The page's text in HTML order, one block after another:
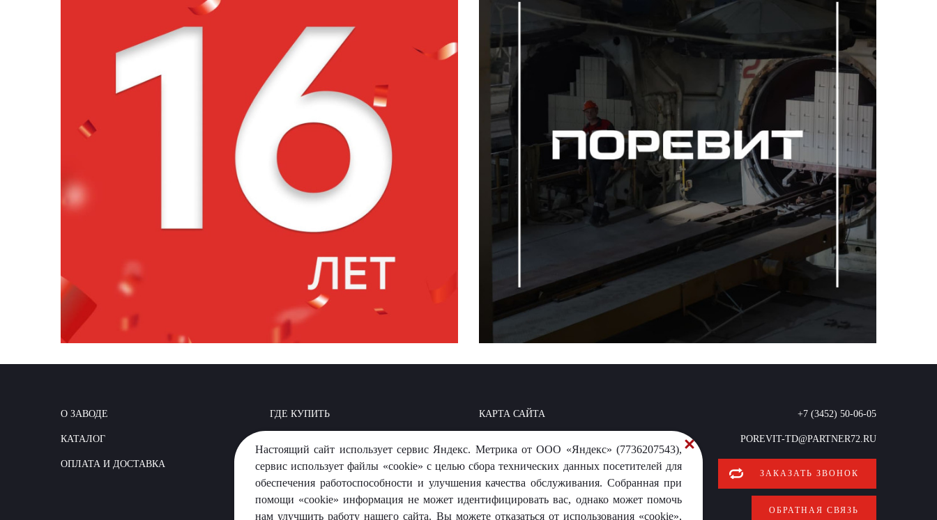
О ЗАВОДЕ
КАТАЛОГ
ОПЛАТА И ДОСТАВКА
ГДЕ КУПИТЬ
ВОПРОС-ОТВЕТ
КАРТА САЙТА +7 (3452) 50-06-05
POREVIT-TD@PARTNER72.RU
ЗАКАЗАТЬ ЗВОНОК
ОБРАТНАЯ СВЯЗЬ
Настоящий сайт использует сервис Яндекс. Метрика от ООО «Яндекс» (7736207543),
сервис использует файлы «cookie» с целью сбора технических данных посетителей для
обеспечения работоспособности и улучшения качества обслуживания. Собранная при
помощи «cookie» информация не может идентифицировать вас, однако может помочь
нам улучшить работу нашего сайта. Вы можете отказаться от использования «cookie»,